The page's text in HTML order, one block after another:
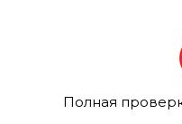
Полная